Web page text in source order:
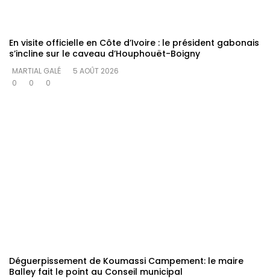
En visite officielle en Côte d’Ivoire : le président gabonais
s’incline sur le caveau d’Houphouët-Boigny
MARTIAL GALÉ
5 AOÛT 2026
0
0 0
Déguerpissement de Koumassi Campement: le maire
Balley fait le point au Conseil municipal